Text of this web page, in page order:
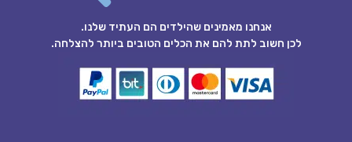
אנחנו מאמינים שהילדים הם העתיד שלנו.
לכן חשוב לתת להם את הכלים הטובים ביותר להצלחה.